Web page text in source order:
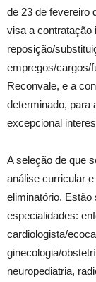
de 23 de fevereiro
visa a contratação
reposição/
empregos/cargos/
Reconvale, e a
determinado, para
excepcional
A seleção de que
análise curricular
eliminatório. Estão
especialidades:
cardiologista/
ginecologia/
neuropediatria,